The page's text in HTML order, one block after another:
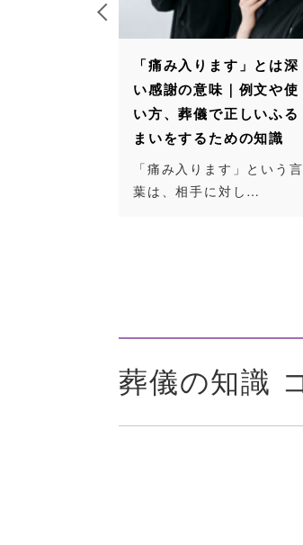
「痛み入ります」とは深
い感謝の意味｜例文や使
い方、葬儀で正しいふる
まいをするための知識
「痛み入ります」という言
葉は、相手に対し…
葬儀の知識